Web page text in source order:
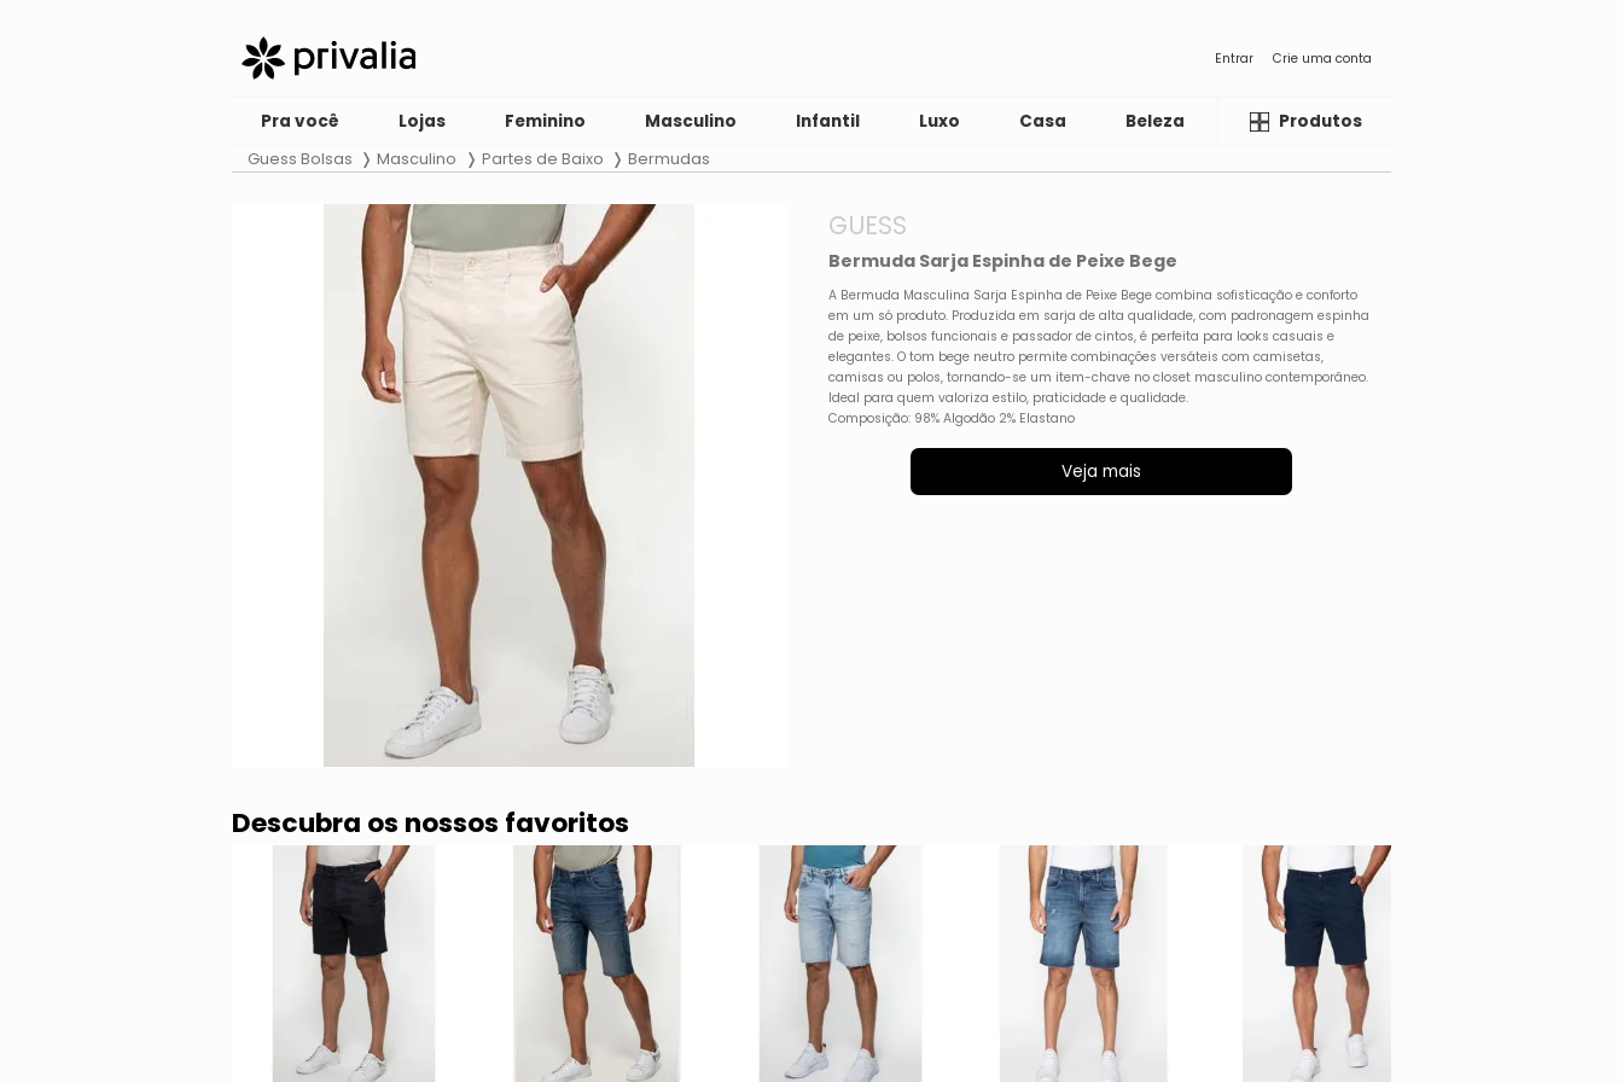
Entrar Crie uma conta
Pra você Lojas Feminino Masculino Infantil Luxo Casa Beleza LiquidaProdutos
Guess Bolsas Masculino Partes de Baixo Bermudas
GUESS
Bermuda Sarja Espinha de Peixe Bege
A Bermuda Masculina Sarja Espinha de Peixe Bege combina sofisticação e conforto
em um só produto. Produzida em sarja de alta qualidade, com padronagem espinha
de peixe, bolsos funcionais e passador de cintos, é perfeita para looks casuais e
elegantes. O tom bege neutro permite combinações versáteis com camisetas,
camisas ou polos, tornando-se um item-chave no closet masculino contemporâneo.
Ideal para quem valoriza estilo, praticidade e qualidade.
Composição: 98% Algodão 2% Elastano
Veja mais
Descubra os nossos favoritos